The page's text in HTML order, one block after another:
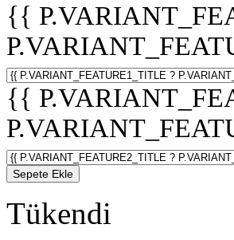
{{
{{
Sepete Ekle
Tükendi